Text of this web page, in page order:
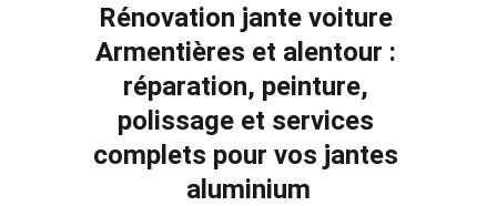
Rénovation jante voiture
Armentières et alentour :
réparation, peinture,
polissage et services
complets pour vos jantes
aluminium